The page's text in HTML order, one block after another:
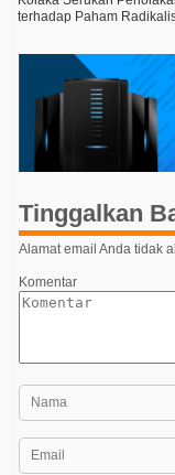
v
i
i
p
o
s
terhadap Paham
Tinggalkan
Alamat email Anda tidak
Komentar